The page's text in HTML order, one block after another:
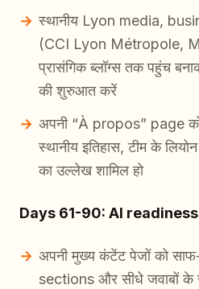
स्थानीय Lyon media,
(CCI Lyon Métropole,
प्रासंगिक ब्लॉग्स तक पहुंच
की शुरुआत करें
अपनी “À propos” page
स्थानीय इतिहास, टीम के
का उल्लेख शामिल हो
Days 61-90: AI readiness
अपनी मुख्य कंटेंट पेजों को
sections और सीधे जवाबों के